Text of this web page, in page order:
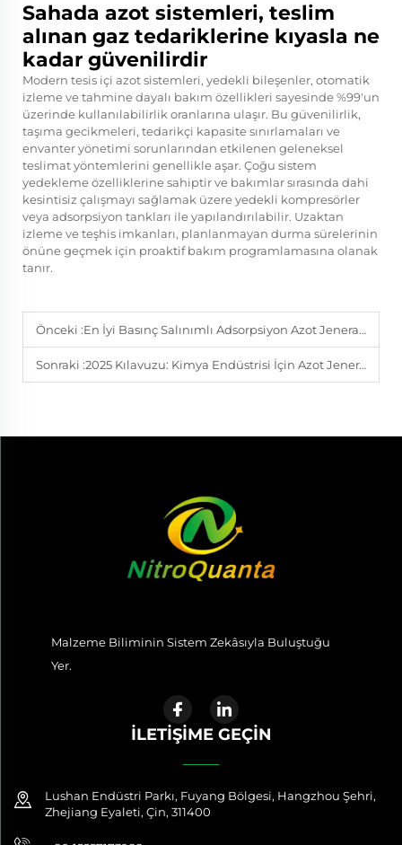
Sahada azot sistemleri, teslim
alınan gaz tedariklerine kıyasla ne
kadar güvenilirdir
Modern tesis içi azot sistemleri, yedekli bileşenler, otomatik
izleme ve tahmine dayalı bakım özellikleri sayesinde %99'un
üzerinde kullanılabilirlik oranlarına ulaşır. Bu güvenilirlik,
taşıma gecikmeleri, tedarikçi kapasite sınırlamaları ve
envanter yönetimi sorunlarından etkilenen geleneksel
teslimat yöntemlerini genellikle aşar. Çoğu sistem
yedekleme özelliklerine sahiptir ve bakımlar sırasında dahi
kesintisiz çalışmayı sağlamak üzere yedekli kompresörler
veya adsorpsiyon tankları ile yapılandırılabilir. Uzaktan
izleme ve teşhis imkanları, planlanmayan durma sürelerinin
önüne geçmek için proaktif bakım programlamasına olanak
tanır.
Önceki :En İyi Basınç Salınımlı Adsorpsiyon Azot Jeneratörünü Nasıl Seçilir
Sonraki :2025 Kılavuzu: Kimya Endüstrisi İçin Azot Jeneratörü Nasıl Seçilir
Malzeme Biliminin Sistem Zekâsıyla Buluştuğu
Yer.
İLETIŞIME GEÇIN
Lushan Endüstri Parkı, Fuyang Bölgesi, Hangzhou Şehri,
Zhejiang Eyaleti, Çin, 311400